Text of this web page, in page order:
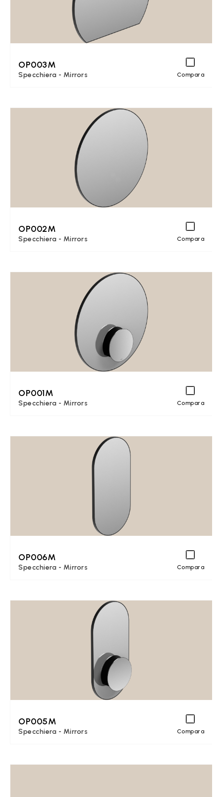
OP003M
Specchiera - Mirrors Compara
OP002M
Specchiera - Mirrors Compara
OP001M
Specchiera - Mirrors Compara
OP006M
Specchiera - Mirrors Compara
OP005M
Specchiera - Mirrors Compara